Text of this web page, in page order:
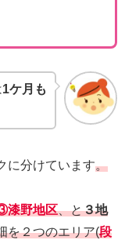
1ケ月も
に分けています。
漆野地区、と３地
を２つのエリア(段